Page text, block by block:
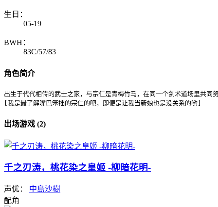
生日：
05-19
BWH：
83C/57/83
角色简介
出生于代代相传的武士之家，与宗仁是青梅竹马，在同一个剑术道场里共
[我是最了解嘴巴笨拙的宗仁的吧，即便是让我当新娘也是没关系的哟]
出场游戏 (2)
千之刃涛，桃花染之皇姬 -柳暗花明-
声优： 中島沙樹
配角